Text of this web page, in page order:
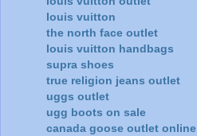
louis vuitton
the north face outlet
louis vuitton handbags
supra shoes
true religion jeans outlet
uggs outlet
ugg boots on sale
canada goose outlet online